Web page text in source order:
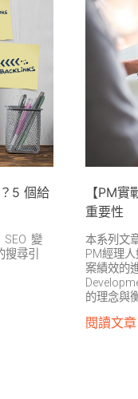
5 個給
SEO 變
尋引
【PM
重要性
本系列文
PM經理
案績效的
的理念與
閱讀文章